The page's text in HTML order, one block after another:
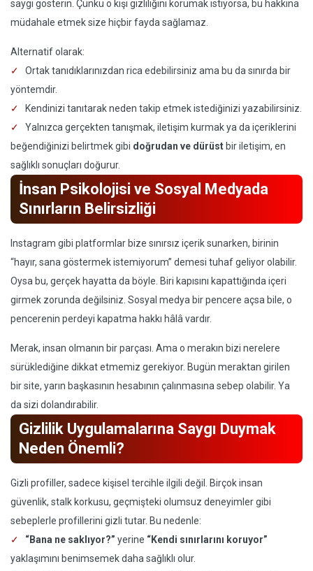
saygı gösterin. Çünkü o kişi gizliliğini korumak istiyorsa, bu hakkına
müdahale etmek size hiçbir fayda sağlamaz.
Alternatif olarak:
Ortak tanıdıklarınızdan rica edebilirsiniz ama bu da sınırda bir
yöntemdir.
Kendinizi tanıtarak neden takip etmek istediğinizi yazabilirsiniz.
Yalnızca gerçekten tanışmak, iletişim kurmak ya da içeriklerini
beğendiğinizi belirtmek gibi doğrudan ve dürüst bir iletişim, en
sağlıklı sonuçları doğurur.
İnsan Psikolojisi ve Sosyal Medyada
Sınırların Belirsizliği
Instagram gibi platformlar bize sınırsız içerik sunarken, birinin
“hayır, sana göstermek istemiyorum” demesi tuhaf geliyor olabilir.
Oysa bu, gerçek hayatta da böyle. Biri kapısını kapattığında içeri
girmek zorunda değilsiniz. Sosyal medya bir pencere açsa bile, o
pencerenin perdeyi kapatma hakkı hâlâ vardır.
Merak, insan olmanın bir parçası. Ama o merakın bizi nerelere
sürüklediğine dikkat etmemiz gerekiyor. Bugün meraktan girilen
bir site, yarın başkasının hesabının çalınmasına sebep olabilir. Ya
da sizi dolandırabilir.
Gizlilik Uygulamalarına Saygı Duymak
Neden Önemli?
Gizli profiller, sadece kişisel tercihle ilgili değil. Birçok insan
güvenlik, stalk korkusu, geçmişteki olumsuz deneyimler gibi
sebeplerle profillerini gizli tutar. Bu nedenle:
“Bana ne saklıyor?” yerine “Kendi sınırlarını koruyor”
yaklaşımını benimsemek daha sağlıklı olur.